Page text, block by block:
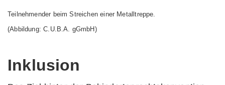
Teilnehmender beim Streichen einer Metalltreppe.
(Abbildung: C.U.B.A. gGmbH)
Inklusion